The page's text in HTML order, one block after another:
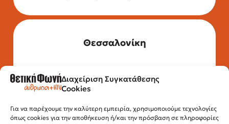
Διαχείριση Συγκατάθεσης
Cookies
Για να παρέχουμε την καλύτερη εμπειρία, χρησιμοποιούμε τεχνολογίες
όπως cookies για την αποθήκευση ή/και την πρόσβαση σε πληροφορίες
Θεσσαλονίκη
Τηλέφωνο: 2315 525 020
Fax: 210 32 15 644
Εγνατίας 112, 3ος όροφος, 54622,
Θεσσαλονίκη